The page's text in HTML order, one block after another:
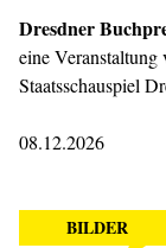
Dresdner
eine
Staatsschauspiel
08.12.2026
BILDER